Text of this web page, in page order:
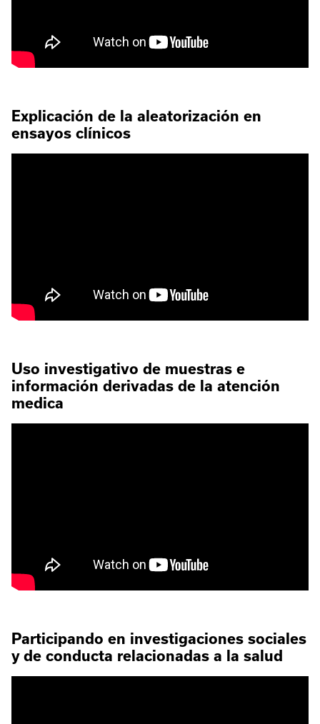
Explicación de la aleatorización en
ensayos clínicos
Uso investigativo de muestras e
información derivadas de la atención
medica
Participando en investigaciones sociales
y de conducta relacionadas a la salud